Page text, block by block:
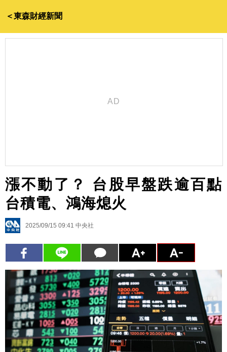
＜東森財經新聞
漲不動了？ 台股早盤跌逾百點
台積電、鴻海熄火
2025/09/15 09:41 中央社